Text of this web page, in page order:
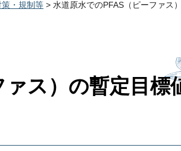
策・規制等 > 水道原水でのPFAS（ピーファス
ス）の暫定目標